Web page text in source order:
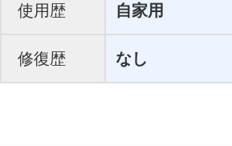
使用歴 自家用
修復歴 なし